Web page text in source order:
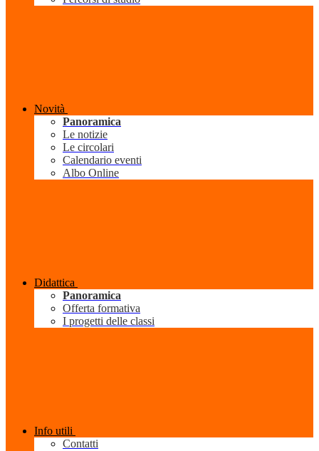
Novità
Panoramica
Le notizie
Le circolari
Calendario eventi
Albo Online
Didattica
Panoramica
Offerta formativa
I progetti delle classi
Info utili
Contatti